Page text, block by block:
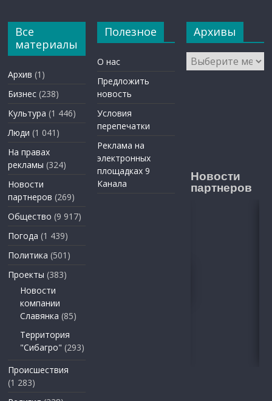
Все
материалы
Архив (1)
Бизнес (238)
Культура (1 446)
Люди (1 041)
На правах
рекламы (324)
Новости
партнеров (269)
Общество (9 917)
Погода (1 439)
Политика (501)
Проекты (383)
Новости
компании
Славянка (85)
Территория
"Сибагро" (293)
Происшествия
(1 283)
Полезное
О нас
Предложить
новость
Условия
перепечатки
Реклама на
электронных
площадках 9
Канала
Архивы
Архивы
Новости
партнеров